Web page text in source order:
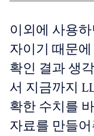
이외에 사용
자이기 때문
확인 결과 생
서 지금까지
확한 수치를
자료를 만들